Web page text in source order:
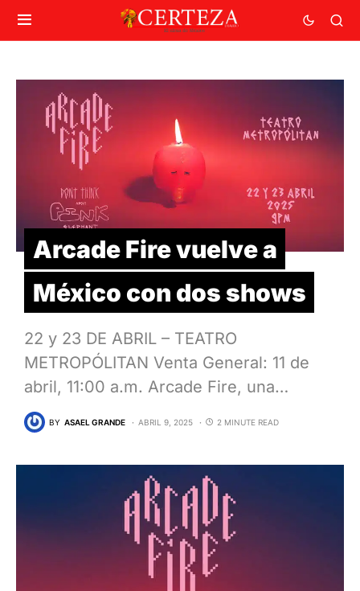
Arcade Fire vuelve a
México con dos shows
22 y 23 DE ABRIL – TEATRO
METROPÓLITAN Venta General: 11 de
abril, 11:00 a.m. Arcade Fire, una…
BY ASAEL GRANDE ABRIL 9, 2025 2 MINUTE READ